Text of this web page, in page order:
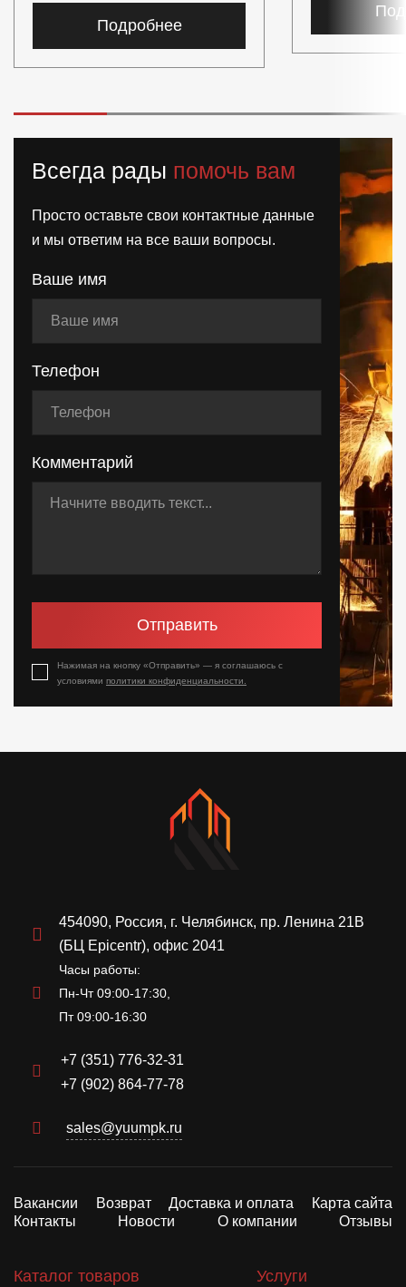
Подробнее
Всегда рады помочь вам
Просто оставьте свои контактные данные
и мы ответим на все ваши вопросы.
Ваше имя
Телефон
Комментарий
Отправить
Нажимая на кнопку «Отправить» — я соглашаюсь с
условиями политики конфиденциальности.
454090, Россия, г. Челябинск, пр. Ленина 21В
(БЦ Epicentr), офис 2041
Часы работы:
Пн-Чт 09:00-17:30,
Пт 09:00-16:30
+7 (351) 776-32-31
+7 (902) 864-77-78
sales@yuumpk.ru
Вакансии Возврат Доставка и оплата
Карта сайта
Контакты
Новости О компании Отзывы
Каталог товаров Услуги